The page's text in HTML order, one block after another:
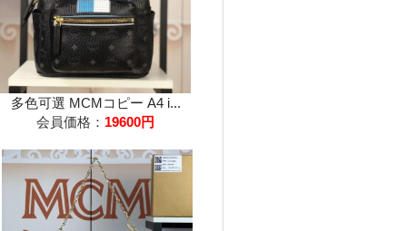
多色可選 MCMコピー A4 i...
会員価格： 19600円